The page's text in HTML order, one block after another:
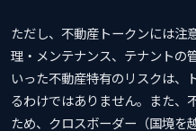
ただし、不動産トークンには注
理・メンテナンス、テナントの
いった不動産特有のリスクは、
るわけではありません。また、
ため、クロスボーダー（国境を